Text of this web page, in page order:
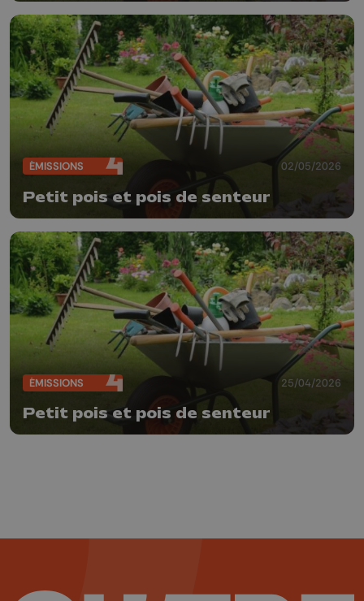
ÉMISSIONS 02/05/2026
Petit pois et pois de senteur
ÉMISSIONS 25/04/2026
Petit pois et pois de senteur